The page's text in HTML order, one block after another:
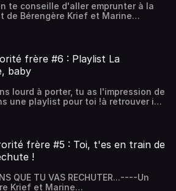
te conseille d'aller emprunter à la
de Bérengère Krief et Marine
musique : Romain
Juliette Poney Hébergé par Acast.
frère #6 : Playlist La
baby
lourd à porter, tu as l'impression de
une playlist pour toi !à retrouver ici :
playlist/
Un podcast de
: Juliette Poney Hébergé par
privacy pour plus d'informations.
frère #5 : Toi, t'es en train de
!
QUE TU VAS RECHUTER...----Un
Krief et Marine